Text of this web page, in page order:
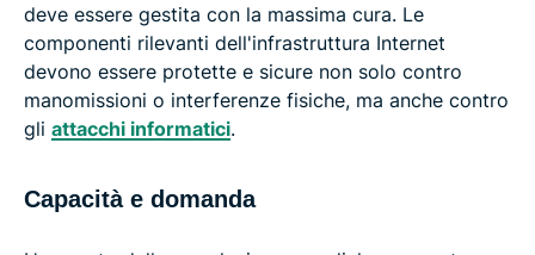
deve essere gestita con la massima cura. Le
componenti rilevanti dell'infrastruttura Internet
devono essere protette e sicure non solo contro
manomissioni o interferenze fisiche, ma anche contro
gli attacchi informatici.
Capacità e domanda